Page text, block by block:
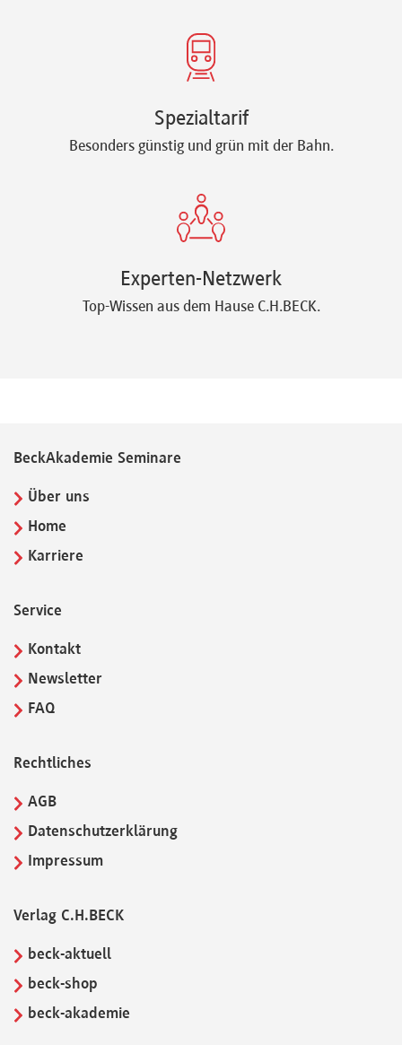
Spezialtarif
Besonders günstig und grün mit der Bahn.
Experten-Netzwerk
Top-Wissen aus dem Hause C.H.BECK.
BeckAkademie Seminare
Über uns
Home
Karriere
Service
Kontakt
Newsletter
FAQ
Rechtliches
AGB
Datenschutzerklärung
Impressum
Verlag C.H.BECK
beck-aktuell
beck-shop
beck-akademie